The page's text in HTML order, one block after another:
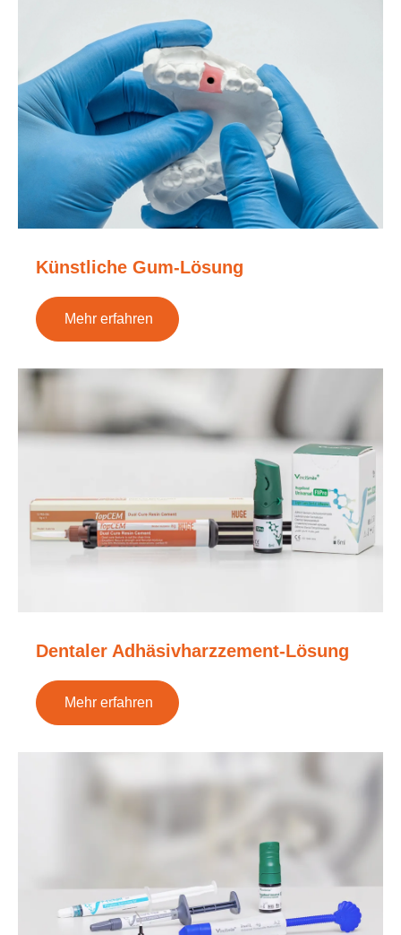
Künstliche Gum-Lösung
Mehr erfahren
Dentaler Adhäsivharzzement-Lösung
Mehr erfahren